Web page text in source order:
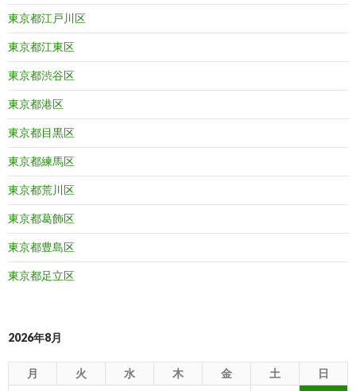
東京都江戸川区
東京都江東区
東京都渋谷区
東京都港区
東京都目黒区
東京都練馬区
東京都荒川区
東京都葛飾区
東京都豊島区
東京都足立区
2026年8月
月 火 水 木 金 土
日